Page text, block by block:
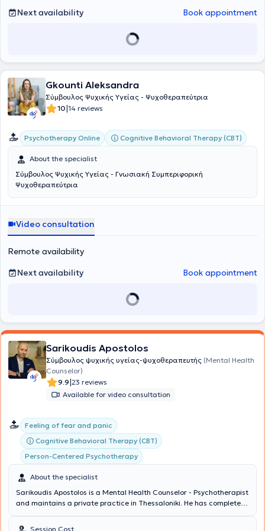
εαυτού του.
Next availability Book appointment
Gkounti Aleksandra
Σύμβουλος Ψυχικής Υγείας - Ψυχοθεραπεύτρια
10|14 reviews
Psychotherapy Online Cognitive Behavioral Therapy (CBT)
About the specialist
Σύμβουλος Ψυχικής Υγείας - Γνωσιακή Συμπεριφορική
Ψυχοθεραπεύτρια
Video consultation
Remote availability
Next availability
Book appointment
Sarikoudis Apostolos
Σύμβουλος ψυχικής υγείας-ψυχοθεραπευτής (Mental Health
Counselor)
9.9|23 reviews
Available for video consultation
Feeling of fear and panic
Cognitive Behavioral Therapy (CBT)
Person-Centered Psychotherapy
About the specialist
Sarikoudis Apostolos is a Mental Health Counselor - Psychotherapist
and maintains a private practice in Thessaloniki. He has completed
certification of a three-year training program at the Center for
Session Cost